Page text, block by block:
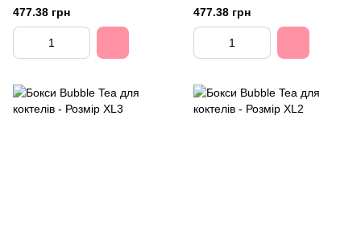
477.38 грн 477.38 грн